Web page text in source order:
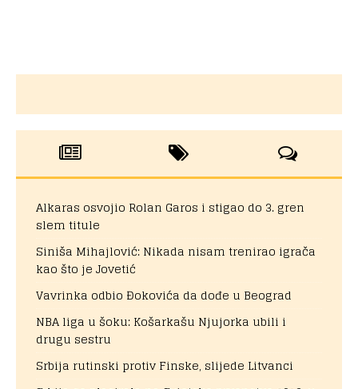
Alkaras osvojio Rolan Garos i stigao do 3. gren
slem titule
Siniša Mihajlović: Nikada nisam trenirao igrača
kao što je Jovetić
Vavrinka odbio Đokovića da dođe u Beograd
NBA liga u šoku: Košarkašu Njujorka ubili i
drugu sestru
Srbija rutinski protiv Finske, slijede Litvanci